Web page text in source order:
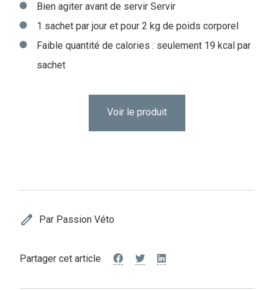
Bien agiter avant de servir Servir
1 sachet par jour et pour 2 kg de poids corporel
Faible quantité de calories : seulement 19 kcal par
sachet
Voir le produit
edit Par Passion Véto
Partager cet article